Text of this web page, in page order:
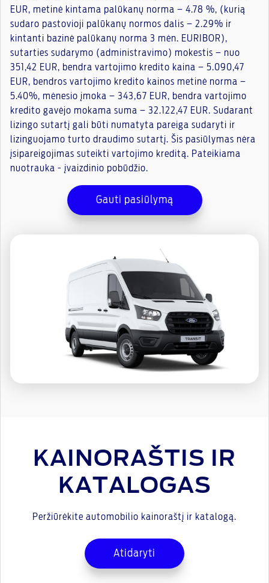
EUR, metinė kintama palūkanų norma – 4.78 %, (kurią
sudaro pastovioji palūkanų normos dalis – 2.29% ir
kintanti bazinė palūkanų norma 3 mėn. EURIBOR),
sutarties sudarymo (administravimo) mokestis – nuo
351,42 EUR, bendra vartojimo kredito kaina – 5.090,47
EUR, bendros vartojimo kredito kainos metinė norma –
5.40%, mėnesio įmoka – 343,67 EUR, bendra vartojimo
kredito gavėjo mokama suma – 32.122,47 EUR. Sudarant
lizingo sutartį gali būti numatyta pareiga sudaryti ir
lizinguojamo turto draudimo sutartį. Šis pasiūlymas nėra
įsipareigojimas suteikti vartojimo kreditą. Pateikiama
nuotrauka - įvaizdinio pobūdžio.
Gauti pasiūlymą
KAINORAŠTIS IR
KATALOGAS
Peržiūrėkite automobilio kainoraštį ir katalogą.
Atidaryti